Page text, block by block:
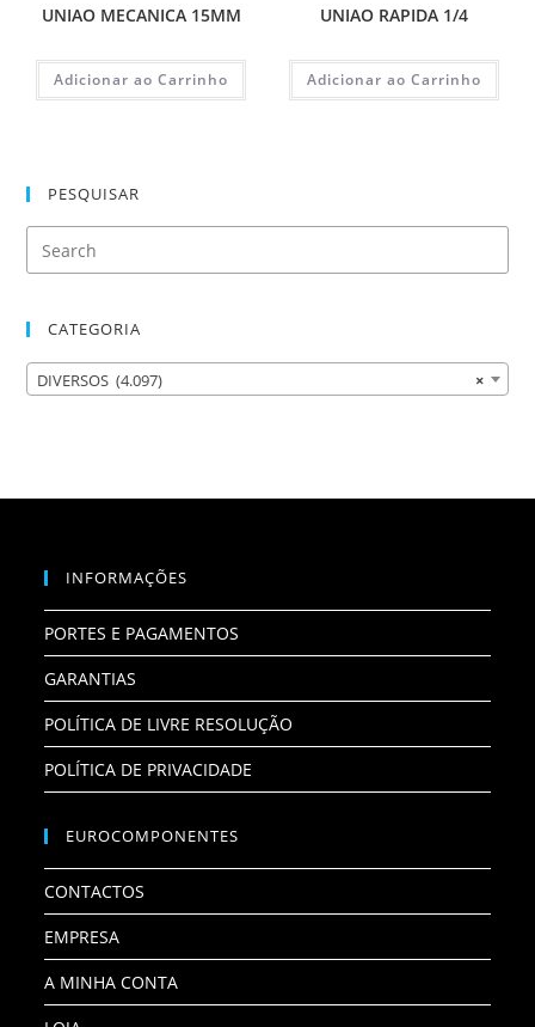
UNIAO MECANICA 15MM
Adicionar ao Carrinho
UNIAO RAPIDA 1/4
Adicionar ao Carrinho
PESQUISAR
CATEGORIA
×
DIVERSOS (4.097)
INFORMAÇÕES
PORTES E PAGAMENTOS
GARANTIAS
POLÍTICA DE LIVRE RESOLUÇÃO
POLÍTICA DE PRIVACIDADE
EUROCOMPONENTES
CONTACTOS
EMPRESA
A MINHA CONTA